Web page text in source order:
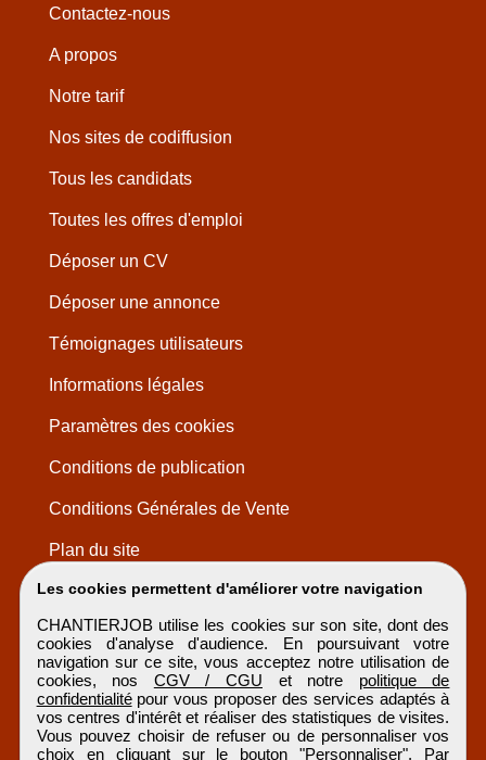
Les cookies permettent d'améliorer votre navigation
CHANTIERJOB utilise les cookies sur son site, dont des
cookies d'analyse d'audience. En poursuivant votre
navigation sur ce site, vous acceptez notre utilisation de
cookies, nos CGV / CGU et notre politique de
confidentialitépour vous proposer des services adaptés à
vos centres d'intérêt et réaliser des statistiques de visites.
Vous pouvez choisir de refuser ou de personnaliser vos
choix en cliquant sur le bouton "Personnaliser". Par
Contactez-nous
A propos
Notre tarif
Nos sites de codiffusion
Tous les candidats
Toutes les offres d'emploi
Déposer un CV
Déposer une annonce
Témoignages utilisateurs
Informations légales
Paramètres des cookies
Conditions de publication
Conditions Générales de Vente
Plan du site